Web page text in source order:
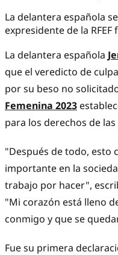
La delantera española
expresidente de la
La delantera española
que el veredicto de
por su beso no
Femenina 2023
para los derechos de
"Después de todo, esto
importante en la
trabajo por hacer",
"Mi corazón está lleno
conmigo y que se
Fue su primera